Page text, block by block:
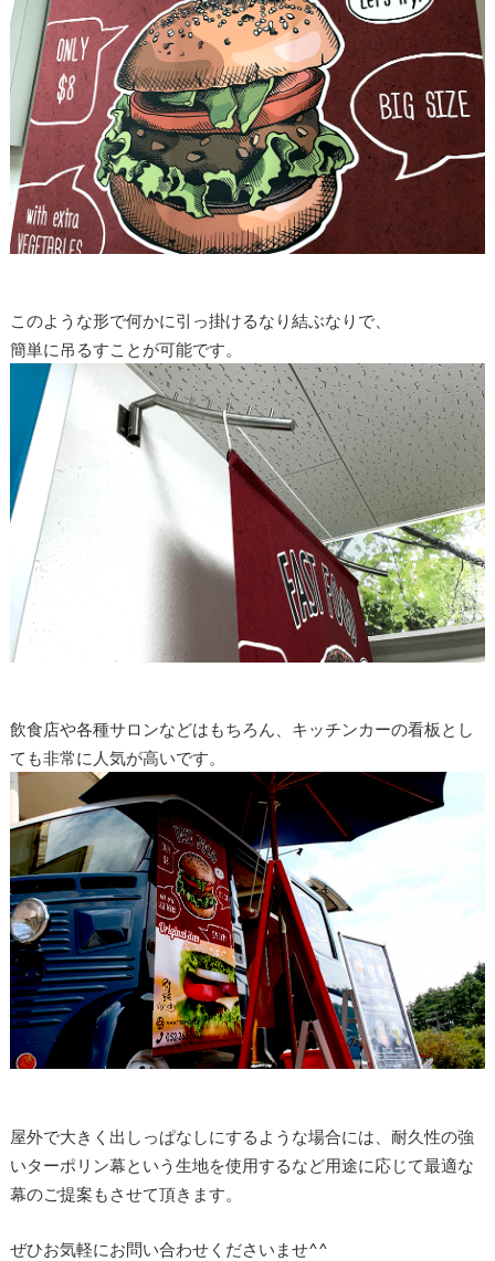
このような形で何かに引っ掛けるなり結ぶなりで、
簡単に吊るすことが可能です。
飲食店や各種サロンなどはもちろん、キッチンカーの看板とし
ても非常に人気が高いです。
屋外で大きく出しっぱなしにするような場合には、耐久性の強
いターポリン幕という生地を使用するなど用途に応じて最適な
幕のご提案もさせて頂きます。
ぜひお気軽にお問い合わせくださいませ^^